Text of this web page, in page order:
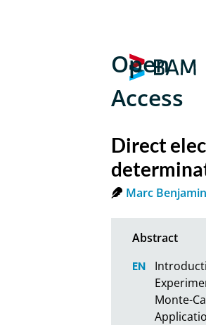
Open
Access
Direct
Marc
Monte-